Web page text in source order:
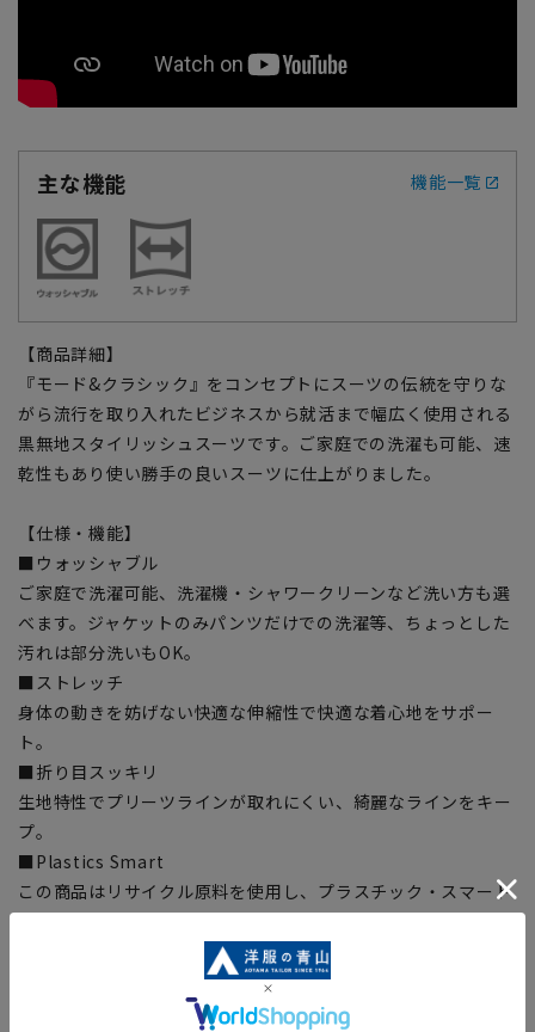
主な機能 機能一覧
【商品詳細】
『モード&クラシック』をコンセプトにスーツの伝統を守りな
がら流行を取り入れたビジネスから就活まで幅広く使用される
黒無地スタイリッシュスーツです。ご家庭での洗濯も可能、速
乾性もあり使い勝手の良いスーツに仕上がりました。
【仕様・機能】
■ウォッシャブル
ご家庭で洗濯可能、洗濯機・シャワークリーンなど洗い方も選
べます。ジャケットのみパンツだけでの洗濯等、ちょっとした
汚れは部分洗いもOK。
■ストレッチ
身体の動きを妨げない快適な伸縮性で快適な着心地をサポー
ト。
■折り目スッキリ
生地特性でプリーツラインが取れにくい、綺麗なラインをキー
プ。
■Plastics Smart
この商品はリサイクル原料を使用し、プラスチック・スマート
に賛同しています。
■ECOBLUE(100%リサイクルポリエステル)
『ECOBLUE』はマテリアルリサイクルにより、ペットボトル
を繊維へと再生しています。当製品は裏地の糸の一部に